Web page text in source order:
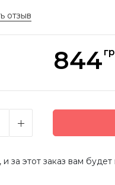
отзыв
844
, и за этот заказ вам